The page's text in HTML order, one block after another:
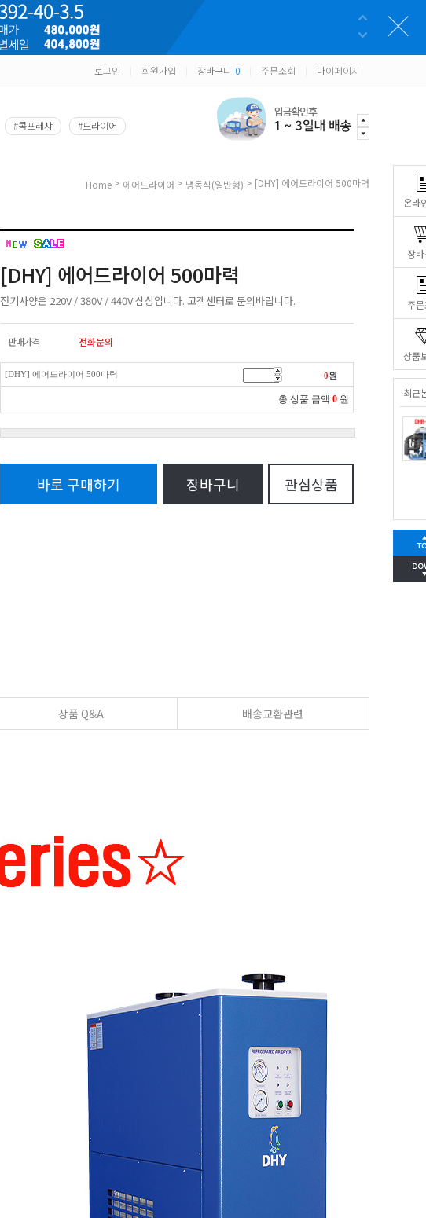
온라
장
주
상품
최근
로그인 회원가입 장바구니 0 주문조회 마이페이지
#콤프레샤 #드라이어
Home > 에어드라이어 > 냉동식(일반형) > [DHY] 에어드라이어 500마력
[DHY] 에어드라이어 500마력
전기사양은 220V / 380V / 440V 삼상입니다. 고객센터로 문의바랍니다.
판매가격 전화문의
[DHY] 에어드라이어 500마력 0원
총 상품 금액 0 원
바로 구매하기 장바구니 관심상품
상품 Q&A 배송교환관련